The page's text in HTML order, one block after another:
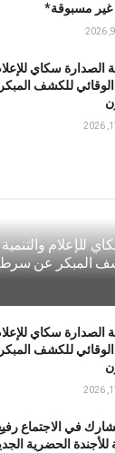
مسبوقة*
سكاي
الوقائي للكشف
للإعلام
المبكر عن
سكاي
الوقائي للكشف
في الاجتماع
للأجندة الحضرية